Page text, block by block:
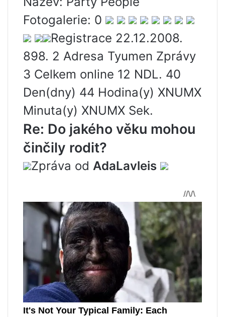
Fotogalerie: 0
Registrace 22.12.2008.
898. 2 Adresa Tyumen Zprávy
3 Celkem online 12 NDL. 40
Den(dny) 44 Hodina(y) XNUMX
Minuta(y) XNUMX Sek.
Re: Do jakého věku mohou
činčily rodit?
Zpráva od AdaLavleis